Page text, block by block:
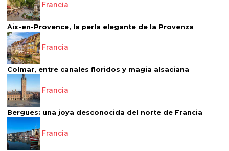
Francia
Aix-en-Provence, la perla elegante de la Provenza
Francia
Colmar, entre canales floridos y magia alsaciana
Francia
Bergues: una joya desconocida del norte de Francia
Francia